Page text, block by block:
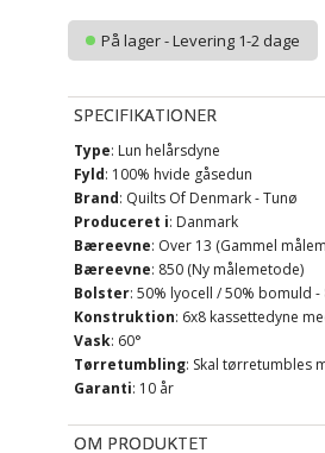
På lager - Levering 1-2 dage
SPECIFIKATIONER
Type: Lun helårsdyne
Fyld: 100% hvide gåsedun
Brand: Quilts Of Denmark - Tunø
Produceret i: Danmark
Bæreevne: Over 13 (Gammel
Bæreevne: 850 (Ny målemetode)
Bolster: 50% lyocell / 50% bomuld
Konstruktion: 6x8 kassettedyne
Vask: 60°
Tørretumbling: Skal tørretumbles
Garanti: 10 år
OM PRODUKTET